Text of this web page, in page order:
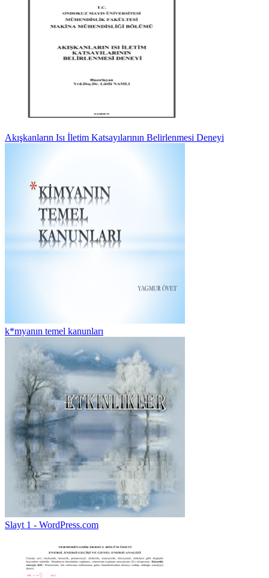
Akışkanların Isı İletim Katsayılarının Belirlenmesi Deneyi
k*myanın temel kanunları
Slayt 1 - WordPress.com